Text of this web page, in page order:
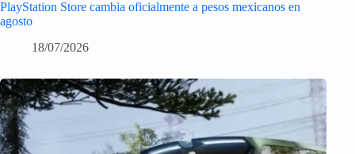
PlayStation Store cambia oficialmente a pesos mexicanos en
agosto
18/07/2026